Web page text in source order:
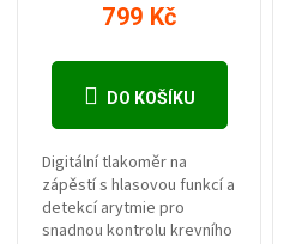
799 Kč
DO KOŠÍKU
Digitální tlakoměr na
zápěstí s hlasovou funkcí a
detekcí arytmie pro
snadnou kontrolu krevního